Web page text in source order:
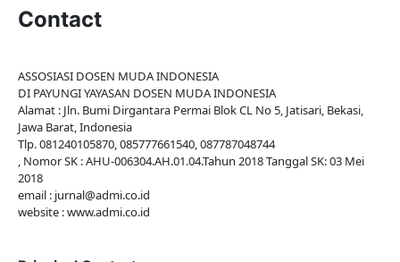
Contact
ASSOSIASI DOSEN MUDA INDONESIA
DI PAYUNGI YAYASAN DOSEN MUDA INDONESIA
Alamat : Jln. Bumi Dirgantara Permai Blok CL No 5, Jatisari, Bekasi,
Jawa Barat, Indonesia
Tlp. 081240105870, 085777661540, 087787048744
, Nomor SK : AHU-006304.AH.01.04.Tahun 2018 Tanggal SK: 03 Mei
2018
email : jurnal@admi.co.id
website : www.admi.co.id